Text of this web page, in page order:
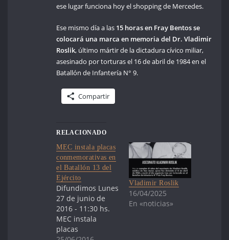
ese lugar funciona hoy el shopping de Mercedes.
Ese mismo día a las 15 horas en Fray Bentos se
colocará una marca en memoria del Dr. Vladimir
Roslik, último mártir de la dictadura cívico miliar,
asesinado por torturas el 16 de abril de 1984 en el
Batallón de Infantería N° 9.
Compartir
RELACIONADO
MEC instala placas
conmemorativas en
el Batallón 13 del
Ejército
Difundimos Lunes
27 de junio de
2016 - 11:30 hs.
MEC instala
placas
Vladimir Roslik
16/04/2025
En «noticias»